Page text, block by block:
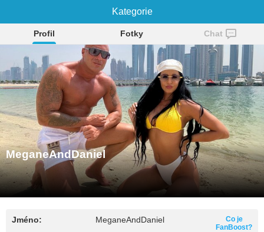
MeganeAndDaniel
Profil Fotky Chat
MeganeAndDaniel
Jméno: MeganeAndDaniel
Co je
FanBoost?
Kategorie